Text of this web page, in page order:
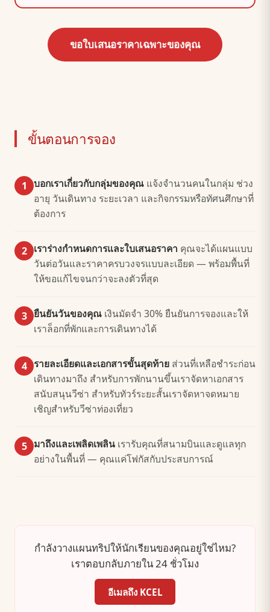
ขอใบเสนอราคาเฉพาะของคุณ
ขั้นตอนการจอง
1 บอกเราเกี่ยวกับกลุ่มของคุณ แจ้งจำนวนคนในกลุ่ม ช่วง
อายุ วันเดินทาง ระยะเวลา และกิจกรรมหรือทัศนศึกษาที่
ต้องการ
2 เราร่างกำหนดการและใบเสนอราคา คุณจะได้แผนแบบ
วันต่อวันและราคาครบวงจรแบบละเอียด — พร้อมพื้นที่
ให้ขอแก้ไขจนกว่าจะลงตัวที่สุด
3 ยืนยันวันของคุณ เงินมัดจำ 30% ยืนยันการจองและให้
เราล็อกที่พักและการเดินทางได้
4 รายละเอียดและเอกสารขั้นสุดท้าย ส่วนที่เหลือชำระก่อน
เดินทางมาถึง สำหรับการพักนานขึ้นเราจัดหาเอกสาร
สนับสนุนวีซ่า สำหรับทัวร์ระยะสั้นเราจัดหาจดหมาย
เชิญสำหรับวีซ่าท่องเที่ยว
5 มาถึงและเพลิดเพลิน เรารับคุณที่สนามบินและดูแลทุก
อย่างในพื้นที่ — คุณแค่โฟกัสกับประสบการณ์
กำลังวางแผนทริปให้นักเรียนของคุณอยู่ใช่ไหม?
เราตอบกลับภายใน 24 ชั่วโมง
อีเมลถึง KCEL